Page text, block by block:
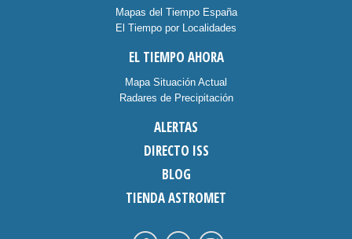
Mapas del Tiempo España
El Tiempo por Localidades
EL TIEMPO AHORA
Mapa Situación Actual
Radares de Precipitación
ALERTAS
DIRECTO ISS
BLOG
TIENDA ASTROMET